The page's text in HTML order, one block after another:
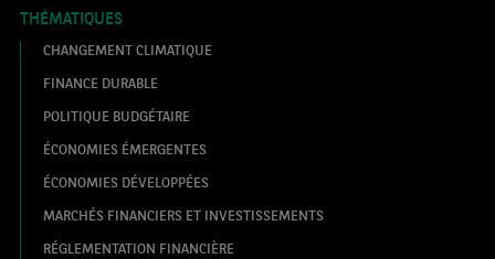
THÉMATIQUES
CHANGEMENT CLIMATIQUE
FINANCE DURABLE
POLITIQUE BUDGÉTAIRE
ÉCONOMIES ÉMERGENTES
ÉCONOMIES DÉVELOPPÉES
MARCHÉS FINANCIERS ET INVESTISSEMENTS
RÉGLEMENTATION FINANCIÈRE